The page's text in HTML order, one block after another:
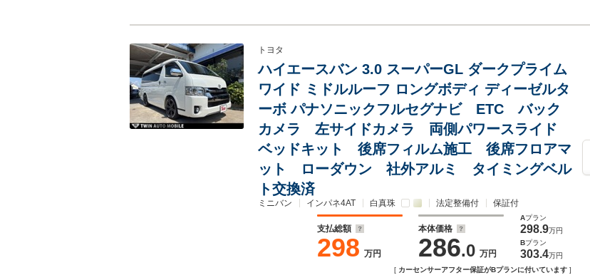
トヨタ
ハイエースバン 3.0 スーパーGL ダークプライム
ワイド ミドルルーフ ロングボディ ディーゼルタ
ーボ パナソニックフルセグナビ ETC バック
カメラ 左サイドカメラ 両側パワースライド
ベッドキット 後席フィルム施工 後席フロアマ
ット ローダウン 社外アルミ タイミングベル
ト交換済
ミニバン インパネ4AT 白真珠 法定整備付 保証付
支払総額
298 万円
本体価格
286.0 万円
Aプラン
298.9万円
Bプラン
303.4万円
[ カーセンサーアフター保証がBプランに付いています ]